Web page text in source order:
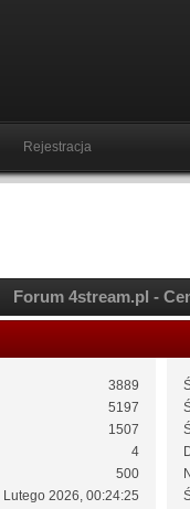
Rejestracja
Forum 4stream.pl -
3889
5197
1507
4
500
2026, 00:24:25